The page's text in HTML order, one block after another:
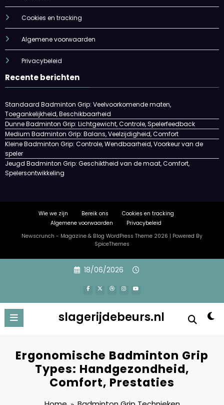
Cookies en tracking
Algemene voorwaarden
Privacybeleid
Recente berichten
Standaard Badminton Grip: Veelvoorkomende maten,
Toegankelijkheid, Beschikbaarheid
Dunne Badminton Grip: Lichtgewicht, Controle, Spelerfeedback
Medium Badminton Grip: Balans, Veelzijdigheid, Comfort
Kleine Badminton Grip: Controle, Wendbaarheid, Voorkeur van de
speler
Jeugd Badminton Grip: Geschiktheid van de maat, Comfort,
Spelersontwikkeling
Wie we zijn Bereik ons
Cookies en tracking
Algemene voorwaarden
Privacybeleid
Newscrunch - Magazine & Blog WordPress Theme 2026 | Powered By
SpiceThemes
18/06/2026
slagerijdebeurs.nl
Ergonomische Badminton Grip
Types: Handgezondheid,
Comfort, Prestaties